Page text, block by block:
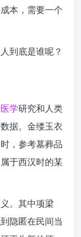
本，需要一个
到底是谁呢？
医学研究和人类
据。金缕玉衣
，参考墓葬品
于西汉时的某
。其中项梁
隐匿在民间当